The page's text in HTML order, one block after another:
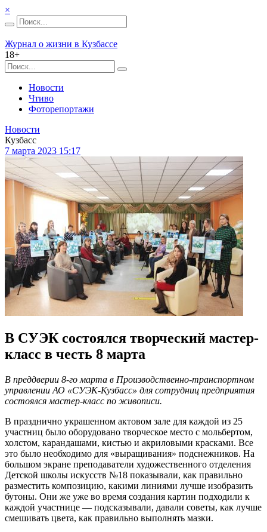
×
Журнал о жизни в Кузбассе
18+
Новости
Чтиво
Фоторепортажи
Новости
Кузбасс
7 марта 2023 15:17
В СУЭК состоялся творческий мастер-
класс в честь 8 марта
В преддверии 8-го марта в Производственно-транспортном
управлении АО «СУЭК-Кузбасс» для сотрудниц предприятия
состоялся мастер-класс по живописи.
В празднично украшенном актовом зале для каждой из 25
участниц было оборудовано творческое место с мольбертом,
холстом, карандашами, кистью и акриловыми красками. Все
это было необходимо для «выращивания» подснежников. На
большом экране преподаватели художественного отделения
Детской школы искусств №18 показывали, как правильно
разместить композицию, какими линиями лучше изобразить
бутоны. Они же уже во время создания картин подходили к
каждой участнице — подсказывали, давали советы, как лучше
смешивать цвета, как правильно выполнять мазки.